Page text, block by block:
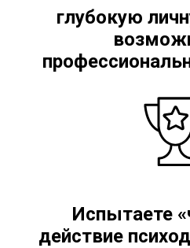
глубокую
Испытаете
действие